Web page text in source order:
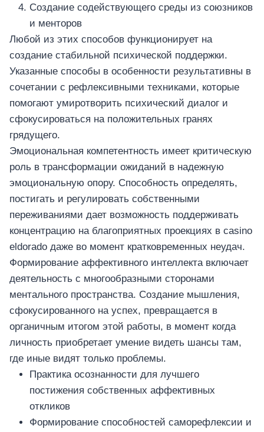
Создание содействующего среды из союзников
и менторов
Любой из этих способов функционирует на
создание стабильной психической поддержки.
Указанные способы в особенности результативны в
сочетании с рефлексивными техниками, которые
помогают умиротворить психический диалог и
сфокусироваться на положительных гранях
грядущего.
Эмоциональная компетентность имеет критическую
роль в трансформации ожиданий в надежную
эмоциональную опору. Способность определять,
постигать и регулировать собственными
переживаниями дает возможность поддерживать
концентрацию на благоприятных проекциях в casino
eldorado даже во момент кратковременных неудач.
Формирование аффективного интеллекта включает
деятельность с многообразными сторонами
ментального пространства. Создание мышления,
сфокусированного на успех, превращается в
органичным итогом этой работы, в момент когда
личность приобретает умение видеть шансы там,
где иные видят только проблемы.
Практика осознанности для лучшего
постижения собственных аффективных
откликов
Формирование способностей саморефлексии и